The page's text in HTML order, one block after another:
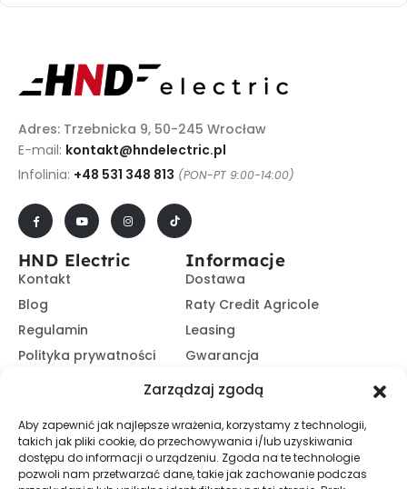
Zarządzaj zgodą
Aby zapewnić jak najlepsze wrażenia, korzystamy z technologii,
takich jak pliki cookie, do przechowywania i/lub uzyskiwania
dostępu do informacji o urządzeniu. Zgoda na te technologie
pozwoli nam przetwarzać dane, takie jak zachowanie podczas
Adres: Trzebnicka 9, 50-245 Wrocław
E-mail: kontakt@hndelectric.pl
Infolinia: +48 531 348 813 (PON-PT 9:00-14:00)
HND Electric
Kontakt
Blog
Regulamin
Polityka prywatności
Informacje
Dostawa
Raty Credit Agricole
Leasing
Gwarancja
14 dni na zwrot
Program partnerski
Zasubskrybuj nasz Newsletter